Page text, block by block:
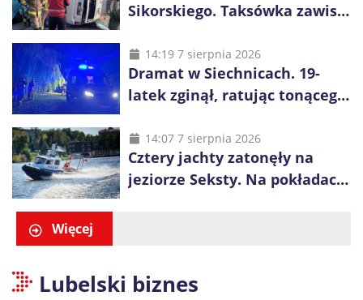
Sikorskiego. Taksówka zawisła
14:19 7 sierpnia 2026
Dramat w Siechnicach. 19-
latek zginął, ratując tonącego
14:07 7 sierpnia 2026
Cztery jachty zatonęły na
jeziorze Seksty. Na pokładach
Więcej
Lubelski biznes